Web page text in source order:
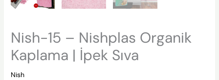
Nish-15 – Nishplas Organik
Kaplama | İpek Sıva
Nish